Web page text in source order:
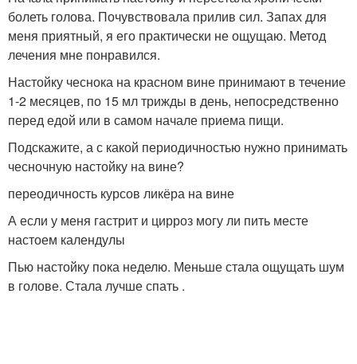
болеть голова. Почувствовала прилив сил. Запах для
меня приятный, я его практически не ощущаю. Метод
лечения мне понравился.
Настойку чеснока на красном вине принимают в течение
1-2 месяцев, по 15 мл трижды в день, непосредственно
перед едой или в самом начале приема пищи.
Подскажите, а с какой периодичностью нужно принимать
чесночную настойку на вине?
переодичность курсов ликёра на вине
А если у меня гастрит и цирроз могу ли пить месте
настоем календулы
Пью настойку пока неделю. Меньше стала ощущать шум
в голове. Стала лучше спать .